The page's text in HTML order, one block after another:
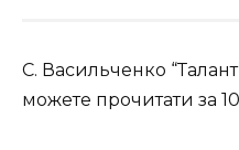
С. Васильченко
можете прочитати за